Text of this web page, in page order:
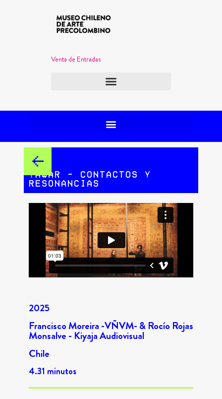
Venta de Entradas
Yawar – Contactos y
resonancias
2025
Francisco Moreira -VÑVM- & Rocío Rojas
Monsalve - Kiyaja Audiovisual
Chile
4.31 minutos